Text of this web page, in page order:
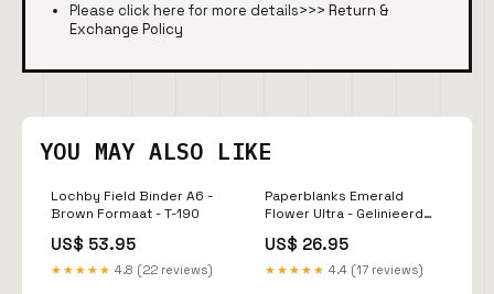
Please click here for more details>>> Return &
Exchange Policy
YOU MAY ALSO LIKE
Lochby Field Binder A6 -
Brown Formaat - T-190
US$ 53.95
★★★★★ 4.8 (22 reviews)
Paperblanks Emerald
Flower Ultra - Gelinieerd
US$ 26.95
★★★★★ 4.4 (17 reviews)